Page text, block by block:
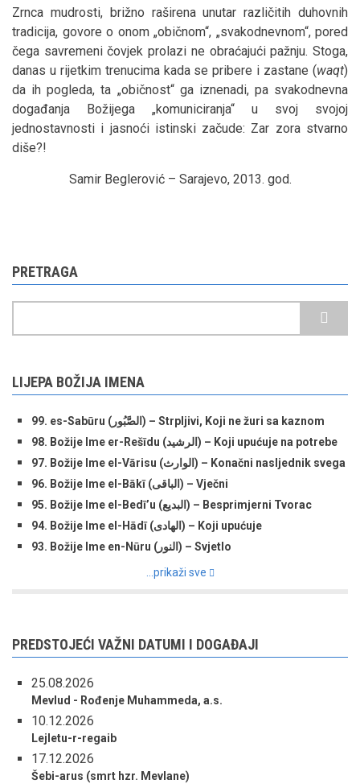
Zrnca mudrosti, brižno raširena unutar različitih duhovnih
tradicija, govore o onom „običnom“, „svakodnevnom“, pored
čega savremeni čovjek prolazi ne obraćajući pažnju. Stoga,
danas u rijetkim trenucima kada se pribere i zastane (waqt)
da ih pogleda, ta „običnost“ ga iznenadi, pa svakodnevna
događanja Božijega „komuniciranja“ u svoj svojoj
jednostavnosti i jasnoći istinski začude: Zar zora stvarno
diše?!
Samir Beglerović – Sarajevo, 2013. god.
PRETRAGA
LIJEPA BOŽIJA IMENA
99. es-Sabūru (الصَّبُور) – Strpljivi, Koji ne žuri sa kaznom
98. Božije Ime er-Rešīdu (الرشید) – Koji upućuje na potrebe
97. Božije Ime el-Vārisu (الوارث) – Konačni nasljednik svega
96. Božije Ime el-Bākī (الباقی) – Vječni
95. Božije Ime el-Bedī’u (البدیع) – Besprimjerni Tvorac
94. Božije Ime el-Hādī (الهادی) – Koji upućuje
93. Božije Ime en-Nūru (النور) – Svjetlo
...prikaži sve
PREDSTOJEĆI VAŽNI DATUMI I DOGAĐAJI
25.08.2026
Mevlud - Rođenje Muhammeda, a.s.
10.12.2026
Lejletu-r-regaib
17.12.2026
Šebi-arus (smrt hzr. Mevlane)